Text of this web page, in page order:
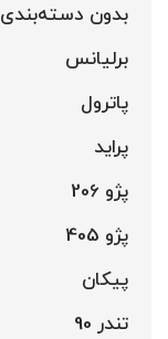
بدون دسته‌بندی
برلیانس
پاترول
پراید
پژو 206
پژو 405
پیکان
تندر 90